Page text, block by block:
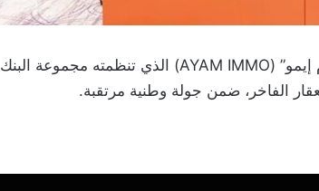
تختتم، اليوم الأحد 21 شتنبر بمراكش، فعاليات جولة “أيام إيمو” (AYAM IMMO) الذي تنظمته مجموعة البنك
الفاخر، ضمن جولة وطنية مرتقبة.